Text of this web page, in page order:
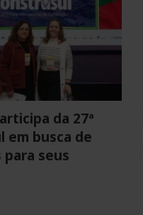
da 27ª
em busca de
seus